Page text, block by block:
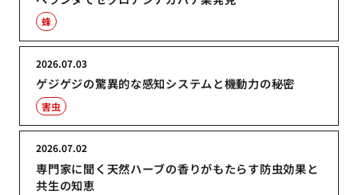
蜂
ゲジゲジの驚異的な感知システムと機動力の秘密
2026.07.03
害虫
専門家に聞く天然ハーブの香りがもたらす防虫効果と
共生の知恵
2026.07.02